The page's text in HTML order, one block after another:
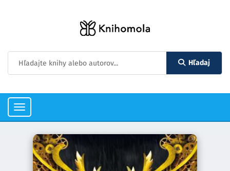
Hľadaj
Toggle
navigation